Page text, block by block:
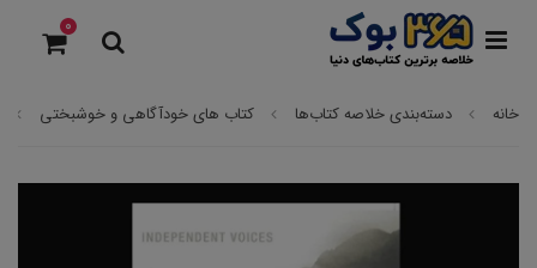
0
خانه دسته‌بندی خلاصه کتاب‌ها کتاب های خودآگاهی و خوشبختی